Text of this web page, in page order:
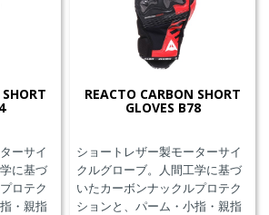
ーサイ
に基づ
ロテク
・親指
REACTO CARBON SHORT
GLOVES B78
ショートレザー製モーターサイ
クルグローブ。人間工学に基づ
いたカーボンナックルプロテク
ションと、パーム・小指・親指